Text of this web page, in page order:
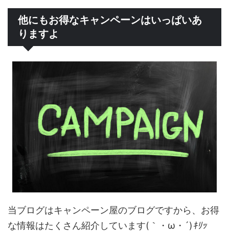
他にもお得なキャンペーンはいっぱいあ
りますよ
当ブログはキャンペーン屋のブログですから、お得
な情報はたくさん紹介しています(｀・ω・´)ｷﾘｯ